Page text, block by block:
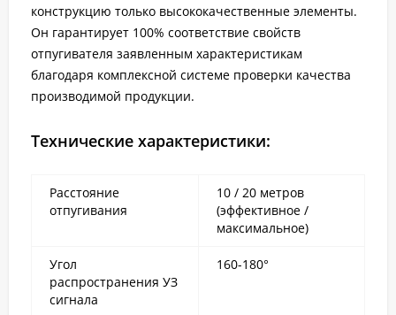
конструкцию только высококачественные элементы.
Он гарантирует 100% соответствие свойств
отпугивателя заявленным характеристикам
благодаря комплексной системе проверки качества
производимой продукции.
Технические характеристики:
Расстояние
отпугивания
10 / 20 метров
(эффективное /
максимальное)
Угол
распространения УЗ
сигнала
160-180°